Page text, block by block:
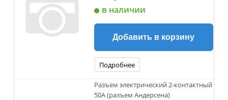
в наличии
Добавить в корзину
Подробнее
Разъем электрический 2-контактный
50А (разъем Андерсена)